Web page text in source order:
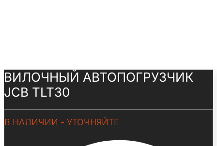
ВИЛОЧНЫЙ АВТОПОГРУЗЧИК
JCB TLT30
В НАЛИЧИИ - УТОЧНЯЙТЕ